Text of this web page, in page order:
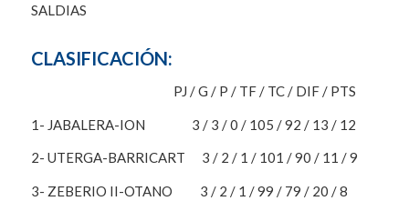
SALDIAS
CLASIFICACIÓN:
PJ / G / P / TF / TC / DIF / PTS
1- JABALERA-ION 3 / 3 / 0 / 105 / 92 / 13 / 12
2- UTERGA-BARRICART 3 / 2 / 1 / 101 / 90 / 11 / 9
3- ZEBERIO II-OTANO 3 / 2 / 1 / 99 / 79 / 20 / 8